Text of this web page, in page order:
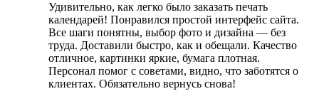
Удивительно, как легко было заказать печать
календарей! Понравился простой интерфейс сайта.
Все шаги понятны, выбор фото и дизайна — без
труда. Доставили быстро, как и обещали. Качество
отличное, картинки яркие, бумага плотная.
Персонал помог с советами, видно, что заботятся о
клиентах. Обязательно вернусь снова!